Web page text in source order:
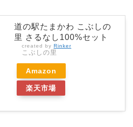
道の駅たまかわ こぶしの
里 さるなし100%セット
created by Rinker
こぶしの里
Amazon
楽天市場